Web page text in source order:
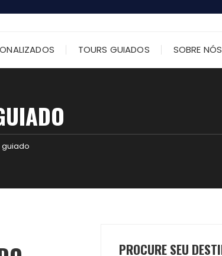
TOURS GUIADOS SOBRE NÓS
PROCURE SEU